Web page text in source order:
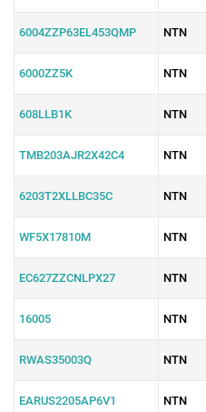
6004ZZP63EL453QMP NTN
6000ZZ5K NTN
608LLB1K NTN
TMB203AJR2X42C4 NTN
6203T2XLLBC35C NTN
WF5X17810M NTN
EC627ZZCNLPX27 NTN
16005 NTN
RWAS35003Q NTN
EARUS2205AP6V1 NTN